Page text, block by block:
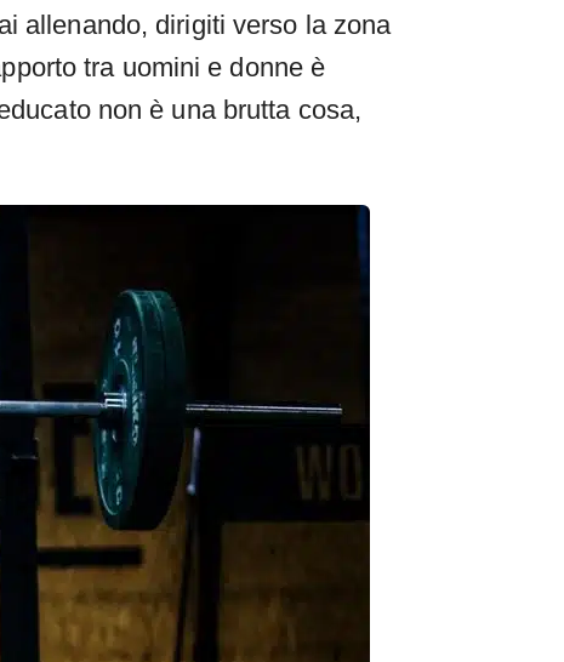
allenando, dirigiti verso la zona
tra uomini e donne è
non è una brutta cosa,